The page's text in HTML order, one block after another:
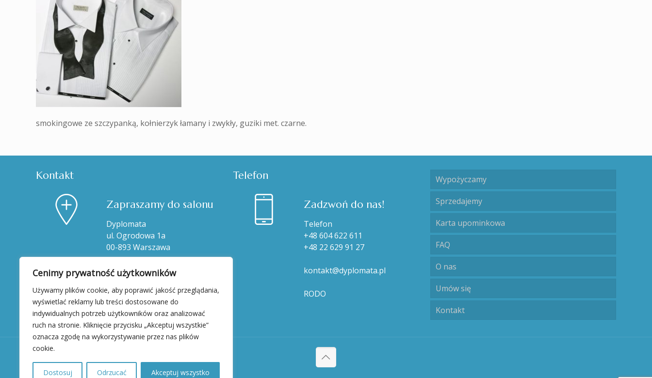
Cenimy prywatność użytkowników
Używamy plików cookie, aby poprawić jakość przeglądania,
wyświetlać reklamy lub treści dostosowane do
indywidualnych potrzeb użytkowników oraz analizować
ruch na stronie. Kliknięcie przycisku „Akceptuj wszystkie”
oznacza zgodę na wykorzystywanie przez nas plików
cookie.
Dostosuj Odrzucać Akceptuj wszystko
smokingowe ze szczypanką, kołnierzyk łamany i zwykły, guziki met. czarne.
Kontakt
Zapraszamy do salonu
Dyplomata
ul. Ogrodowa 1a
00-893 Warszawa
Telefon
Zadzwoń do nas!
Telefon
+48 604 622 611
+48 22 629 91 27
kontakt@dyplomata.pl
RODO
Wypożyczamy
Sprzedajemy
Karta upominkowa
FAQ
O nas
Umów się
Kontakt